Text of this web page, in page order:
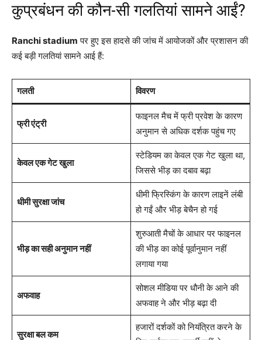
कुप्रबंधन की कौन-सी गलतियां सामने आईं?
Ranchi stadium पर हुए इस हादसे की जांच में आयोजकों और प्रशासन की
कई बड़ी गलतियां सामने आई हैं:
गलती विवरण
फ्री एंट्री
फाइनल मैच में फ्री प्रवेश के कारण
अनुमान से अधिक दर्शक पहुंच गए
केवल एक गेट खुला
स्टेडियम का केवल एक गेट खुला था,
जिससे भीड़ का दबाव बढ़ा
धीमी सुरक्षा जांच
धीमी फ्रिस्किंग के कारण लाइनें लंबी
हो गईं और भीड़ बेचैन हो गई
भीड़ का सही अनुमान नहीं
शुरुआती मैचों के आधार पर फाइनल
की भीड़ का कोई पूर्वानुमान नहीं
लगाया गया
अफवाह
सोशल मीडिया पर धौनी के आने की
अफवाह ने और भीड़ बढ़ा दी
सुरक्षा बल कम
हजारों दर्शकों को नियंत्रित करने के